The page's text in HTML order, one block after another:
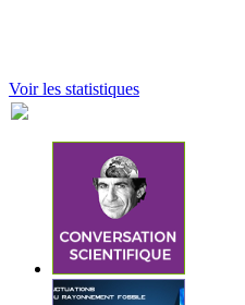
Voir les statistiques